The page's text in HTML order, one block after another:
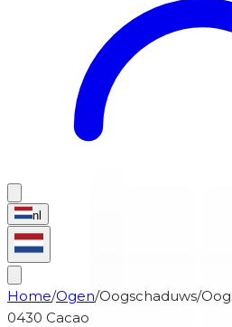
nl
Home/Ogen/Oogschaduws/
0430 Cacao